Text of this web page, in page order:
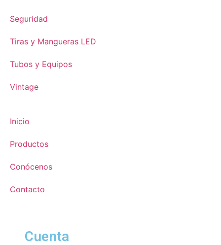
Seguridad
Tiras y Mangueras LED
Tubos y Equipos
Vintage
Inicio
Productos
Conócenos
Contacto
Cuenta